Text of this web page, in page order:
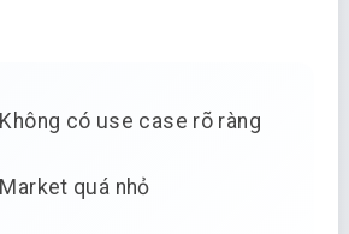
Không có use case rõ ràng
Market quá nhỏ